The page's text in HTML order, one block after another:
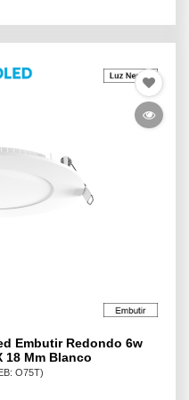
Embutir Redondo 6w
18 Mm Blanco
O75T)